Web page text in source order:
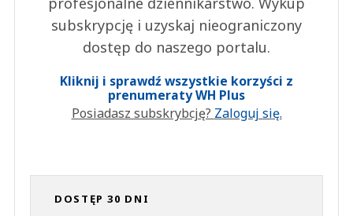
subskrypcję i uzyskaj nieograniczony
dostęp do naszego portalu.
Kliknij i sprawdź wszystkie korzyści z
prenumeraty WH Plus
Posiadasz subskrybcję? Zaloguj się.
DOSTĘP 30 DNI